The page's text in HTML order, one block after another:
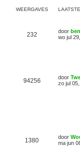
WEERGAVES
232 door
wo jul
94256 door
zo jul
1380 door
ma jun